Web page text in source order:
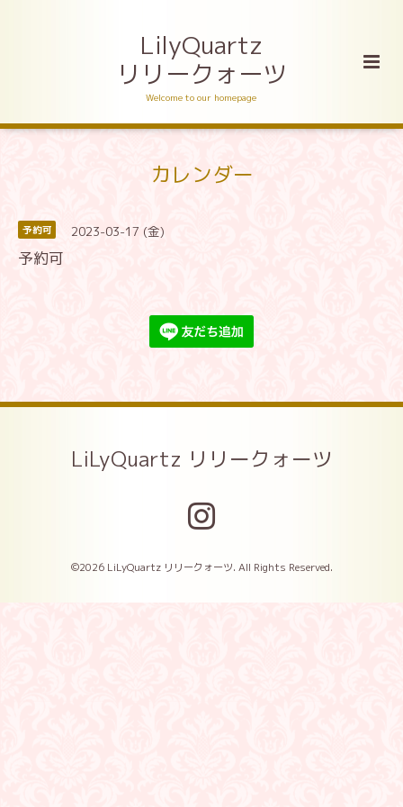
LilyQuartz
リリークォーツ
Welcome to our homepage
カレンダー
予約可 2023-03-17 (金)
予約可
LiLyQuartz リリークォーツ
©2026 LiLyQuartz リリークォーツ. All Rights Reserved.